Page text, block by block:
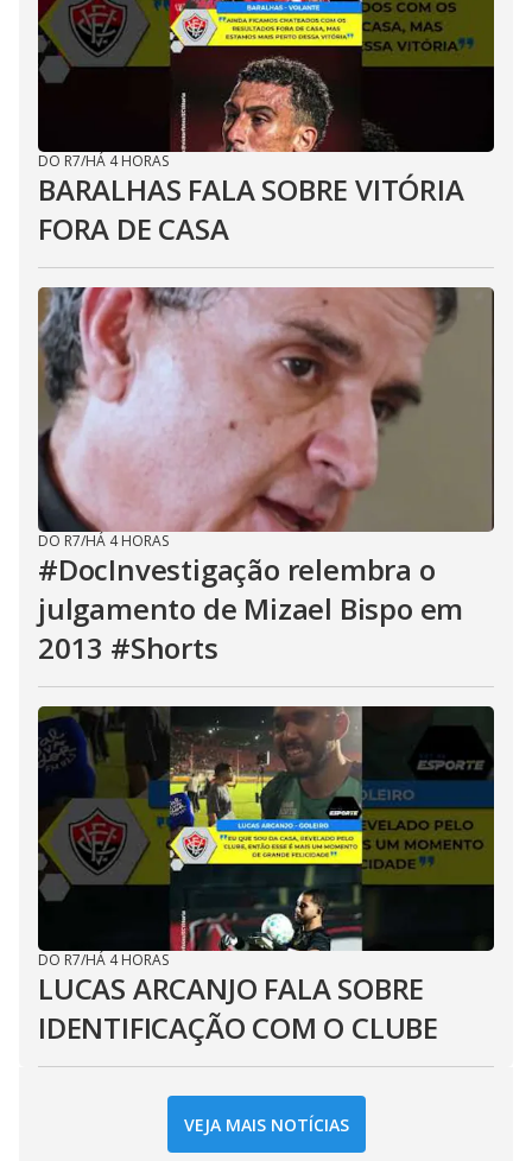
DO R7/HÁ 4 HORAS
BARALHAS FALA SOBRE VITÓRIA
FORA DE CASA
DO R7/HÁ 4 HORAS
#DocInvestigação relembra o
julgamento de Mizael Bispo em
2013 #Shorts
DO R7/HÁ 4 HORAS
LUCAS ARCANJO FALA SOBRE
IDENTIFICAÇÃO COM O CLUBE
VEJA MAIS NOTÍCIAS